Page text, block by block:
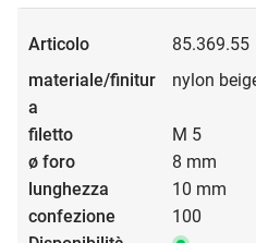
85.369.55
nylon
M 5
8 mm
10 mm
100